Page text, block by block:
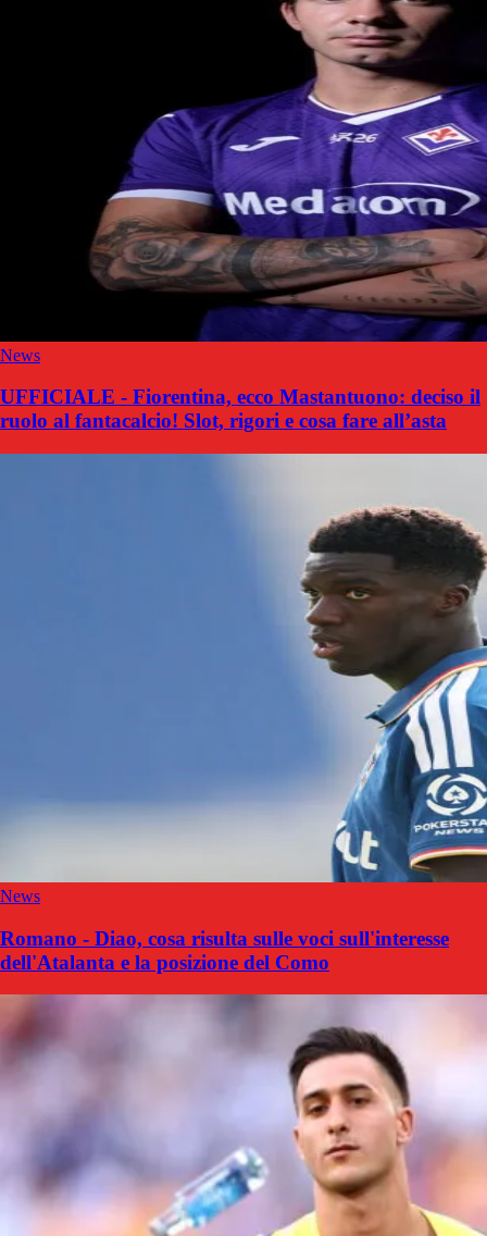
News
UFFICIALE - Fiorentina, ecco Mastantuono: deciso il
ruolo al fantacalcio! Slot, rigori e cosa fare all’asta
News
Romano - Diao, cosa risulta sulle voci sull'interesse
dell'Atalanta e la posizione del Como